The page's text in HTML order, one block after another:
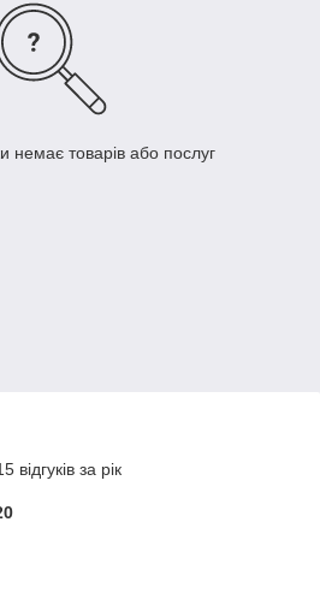
немає товарів або послуг
за рік